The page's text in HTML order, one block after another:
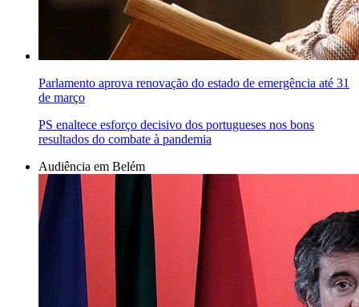
Parlamento aprova renovação do estado de emergência até 31
de março
PS enaltece esforço decisivo dos portugueses nos bons
resultados do combate à pandemia
Audiência em Belém